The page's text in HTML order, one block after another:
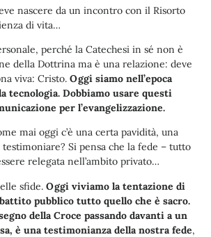
nascere da un incontro con il Risorto
di vita…
perché la Catechesi in sé non è
della Dottrina ma è una relazione: deve
viva: Cristo. Oggi siamo nell’epoca
tecnologia. Dobbiamo usare questi
per l’evangelizzazione.
mai oggi c’è una certa pavidità, una
Si pensa che la fede – tutto
relegata nell’ambito privato…
sfide. Oggi viviamo la tentazione di
pubblico tutto quello che è sacro.
della Croce passando davanti a un
è una testimonianza della nostra fede,